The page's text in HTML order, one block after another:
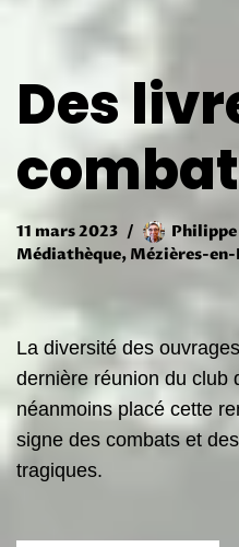
Des
11 mars 2023
Philippe
Médiathèque, Mézières-en-
La diversité des
dernière réunion du club
néanmoins placé cette
signe des combats et
tragiques.